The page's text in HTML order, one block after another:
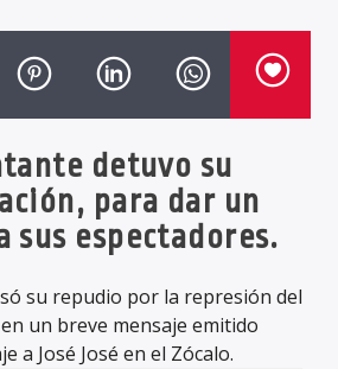
11:59 PM
detuvo su
para dar un
sus espectadores.
su repudio por la represión del
un breve mensaje emitido
a José José en el Zócalo.